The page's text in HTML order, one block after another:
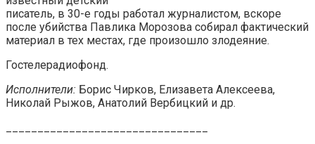
писатель, в 30-е годы работал журналистом, вскоре
после убийства Павлика Морозова собирал фактический
материал в тех местах, где произошло злодеяние.
Гостелерадиофонд.
Исполнители: Борис Чирков, Елизавета Алексеева,
Николай Рыжов, Анатолий Вербицкий и др.